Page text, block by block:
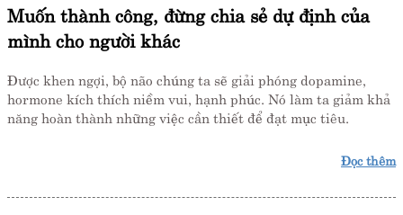
Muốn thành công, đừng chia sẻ dự định của
mình cho người khác
Được khen ngợi, bộ não chúng ta sẽ giải phóng dopamine,
hormone kích thích niềm vui, hạnh phúc. Nó làm ta giảm khả
năng hoàn thành những việc cần thiết để đạt mục tiêu.
Đọc thêm